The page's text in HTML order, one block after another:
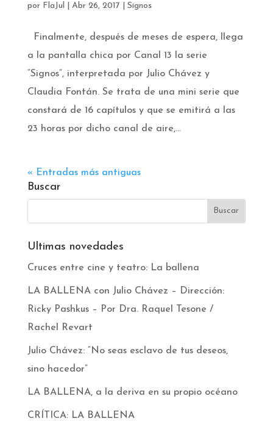
por FlaJul Abr 26, 2017 Signos
Finalmente, después de meses de espera, llega
a la pantalla chica por Canal 13 la serie
“Signos”, interpretada por Julio Chávez y
Claudia Fontán. Se trata de una mini serie que
constará de 16 capítulos y que se emitirá a las
23 horas por dicho canal de aire,...
« Entradas más antiguas
Buscar
Ultimas novedades
Cruces entre cine y teatro: La ballena
LA BALLENA con Julio Chávez – Dirección:
Ricky Pashkus – Por Dra. Raquel Tesone /
Rachel Revart
Julio Chávez: “No seas esclavo de tus deseos,
sino hacedor”
LA BALLENA, a la deriva en su propio océano
CRÍTICA: LA BALLENA